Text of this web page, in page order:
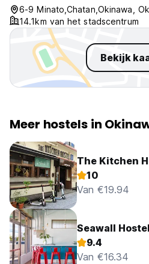
of annoying having to deal
that after a long day of travel.
6-9 Minato,Chatan,Okinawa,
14.1km van het stadscentrum
Bekijk
Meer hostels in
The Kitchen
10
Van €19.94
Seawall Hostel
9.4
Van €16.34